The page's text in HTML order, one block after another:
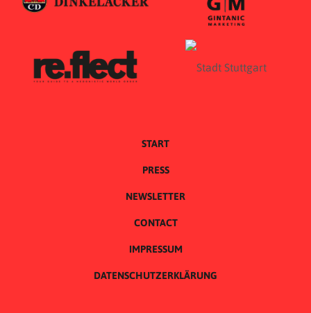
START
PRESS
NEWSLETTER
CONTACT
IMPRESSUM
DATENSCHUTZERKLÄRUNG